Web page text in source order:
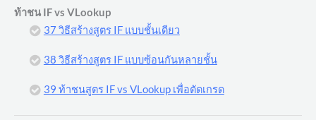
ท้าชน IF vs VLookup
37 วิธีสร้างสูตร IF แบบชั้นเดียว
38 วิธีสร้างสูตร IF แบบซ้อนกันหลายชั้น
39 ท้าชนสูตร IF vs VLookup เพื่อตัดเกรด